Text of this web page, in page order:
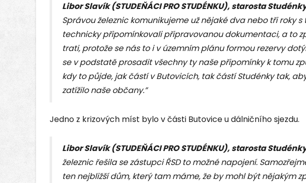
Libor Slavík (STUDEŇÁCI PRO STUDÉNKU), starosta
Správou železnic komunikujeme už nějaké dva nebo tři roky s
technicky připomínkovali připravovanou dokumentaci, a to
trati, protože se nás to i v územním plánu formou rezervy
se v podstatě prosadit všechny ty naše připomínky k tomu
kdy to půjde, jak částí v Butovicích, tak částí Studénky tak,
zatížilo naše občany.”
Jedno z krizových míst bylo v části Butovice u dálničního sjezdu.
Libor Slavík (STUDEŇÁCI PRO STUDÉNKU), starosta
železnic řešila se zástupci ŘSD to možné napojení.
ten nejbližší dům, který tam máme, že by mohl být nějakým